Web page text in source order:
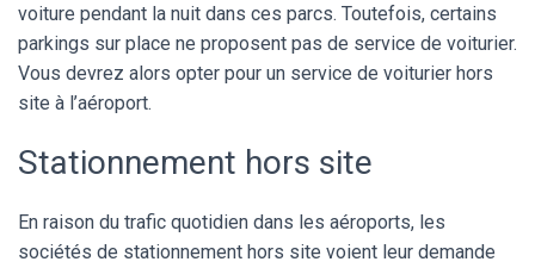
voiture pendant la nuit dans ces parcs. Toutefois, certains
parkings sur place ne proposent pas de service de voiturier.
Vous devrez alors opter pour un service de voiturier hors
site à l’aéroport.
Stationnement hors site
En raison du trafic quotidien dans les aéroports, les
sociétés de stationnement hors site voient leur demande